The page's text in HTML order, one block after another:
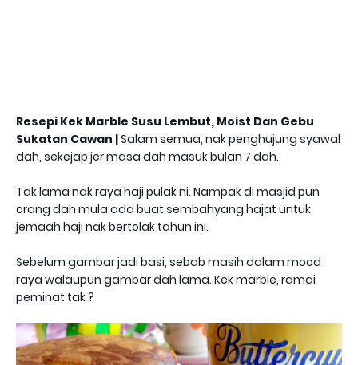
Resepi Kek Marble Susu Lembut, Moist Dan Gebu
Sukatan Cawan |Salam semua, nak penghujung syawal
dah, sekejap jer masa dah masuk bulan 7 dah.
Tak lama nak raya haji pulak ni. Nampak di masjid pun
orang dah mula ada buat sembahyang hajat untuk
jemaah haji nak bertolak tahun ini.
Sebelum gambar jadi basi, sebab masih dalam mood
raya walaupun gambar dah lama. Kek marble, ramai
peminat tak ?